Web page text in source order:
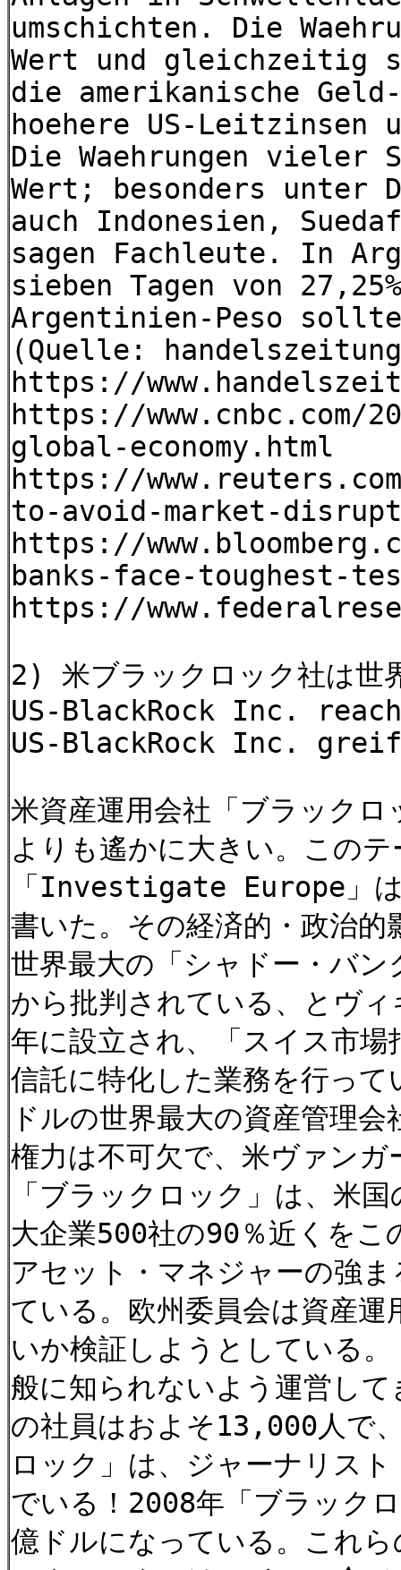
umschichten. Die
Wert und gleichzeitig
die amerikanische
hoehere US-Leitzinsen
Die Waehrungen vieler
Wert; besonders unter
auch Indonesien,
sagen Fachleute. In
sieben Tagen von
Argentinien-Peso
(Quelle:
https://
https://www.cnbc.com/
global-economy.html
https://
to-avoid-market-
https://
banks-face-toughest-
https://
2) 米ブラックロック社は世
US-BlackRock Inc.
US-BlackRock Inc.
米資産運用会社「ブラック
よりも遙かに大きい。この
「Investigate Europe」は
書いた。その経済的・政治
世界最大の「シャドー・バ
から批判されている、とヴ
年に設立され、「スイス市
信託に特化した業務を行っ
ドルの世界最大の資産管理
権力は不可欠で、米ヴァン
「ブラックロック」は、米
大企業500社の90％近くをこ
アセット・マネジャーの強
ている。欧州委員会は資産
いか検証しようとしている
般に知られないよう運営し
の社員はおよそ13,000人で
ロック」は、ジャーナリス
でいる！2008年「ブラック
億ドルになっている。これ